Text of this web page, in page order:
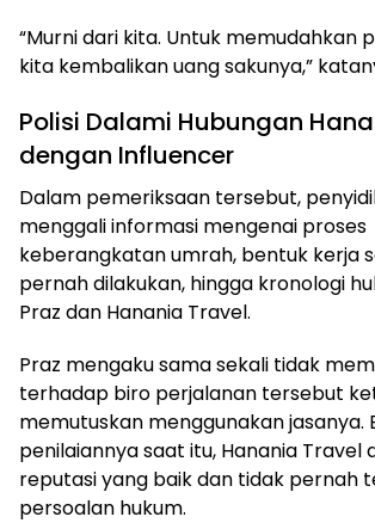
“Murni dari kita. Untuk memudahkan
kita kembalikan uang sakunya,”
Polisi Dalami Hubungan
dengan Influencer
Dalam pemeriksaan tersebut,
menggali informasi mengenai proses
keberangkatan umrah, bentuk kerja
pernah dilakukan, hingga kronologi
Praz dan Hanania Travel.
Praz mengaku sama sekali tidak
terhadap biro perjalanan tersebut
memutuskan menggunakan jasanya.
penilaiannya saat itu, Hanania Travel
reputasi yang baik dan tidak pernah
persoalan hukum.